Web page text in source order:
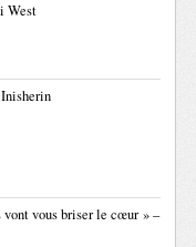
West
vont vous briser le cœur » –